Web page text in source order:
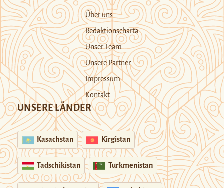
Über uns
Redaktionscharta
Unser Team
Unsere Partner
Impressum
Kontakt
UNSERE LÄNDER
Kasachstan Kirgistan
Tadschikistan Turkmenistan